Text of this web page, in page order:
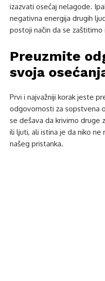
izazvati osećaj nelagode.
negativna energija drugih
postoji način da se zaštitimo
Preuzmite
svoja
Prvi i najvažniji korak jeste
odgovornosti za sopstvena
se dešava da krivimo druge
ili ljuti, ali istina je da niko ne
našeg pristanka.